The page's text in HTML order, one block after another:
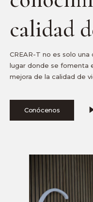
calidad
CREAR-T no es solo una
lugar donde se fomenta
mejora de la calidad de
Conócenos